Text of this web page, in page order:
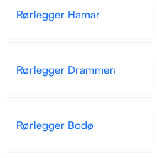
Rørlegger Hamar
Rørlegger Drammen
Rørlegger Bodø